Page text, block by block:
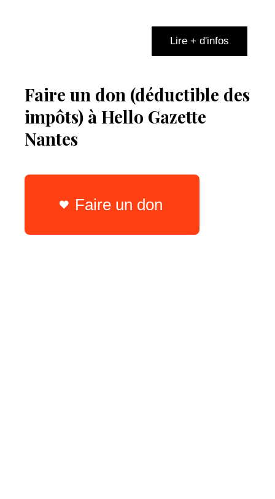
Lire + d'infos
Faire un don (déductible des
impôts) à Hello Gazette
Nantes
Faire un don